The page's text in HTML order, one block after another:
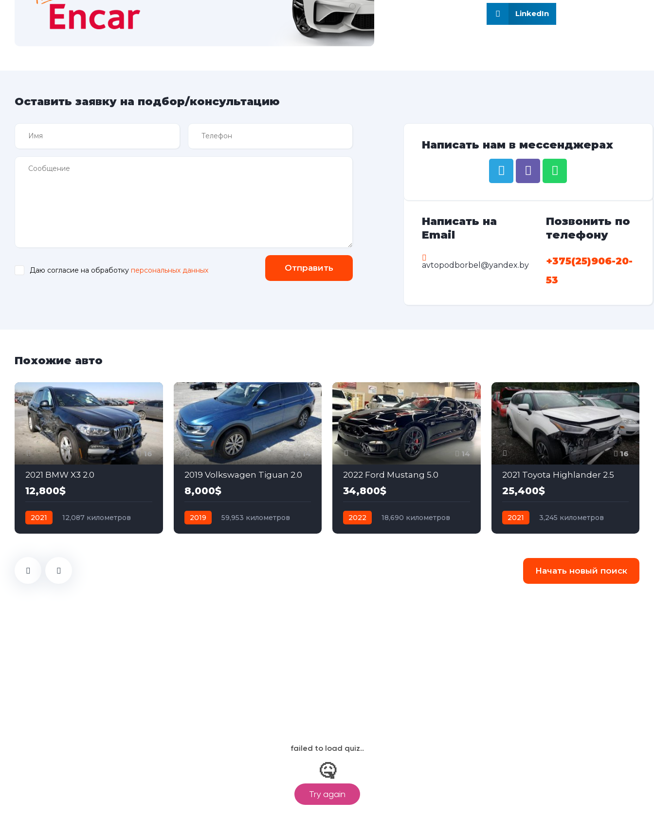
LinkedIn
Оставить заявку на подбор/консультацию
Даю согласие на обработку персональных данных Отправить
Написать нам в мессенджерах
Написать на
Email
avtopodborbel@yandex.by
Позвонить по
телефону
+375(25)906-20-
53
Похожие авто
16
2021 BMW X3 2.0
12,800$
2021
12,087 километров
14
2019 Volkswagen Tiguan 2.0
8,000$
2019
59,953 километров
14
2022 Ford Mustang 5.0
34,800$
2022
18,690 километров
16
2021 Toyota Highlander 2.5
25,400$
2021
3,245 километров
Начать новый поиск